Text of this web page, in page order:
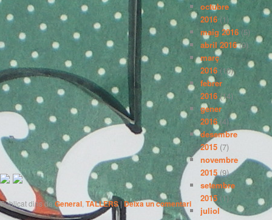
Publicat dins de General TALLERS |Deixa un comentari
octubre
2016(1)
maig 2016(5)
abril 2016(9)
març
2016(10)
febrer
2016(14)
gener
2016(4)
desembre
2015(7)
novembre
2015(9)
setembre
2015(1)
juliol